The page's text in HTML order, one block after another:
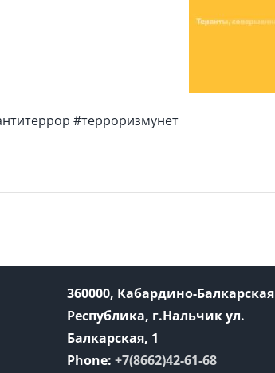
#терроризмунет
360000, Кабардино-Балкарская
Республика, г.Нальчик ул.
Балкарская, 1
Phone: +7(8662)42-61-68